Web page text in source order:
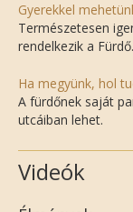
Gyerekkel
Természetesen
rendelkezik a Fürdő.
Ha megyünk, hol
A fürdőnek saját
utcáiban lehet.
Videók